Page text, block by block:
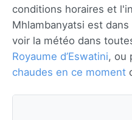
conditions horaires et
Mhlambanyatsi est dans
voir la météo dans
Royaume d’Eswatini, ou
chaudes en ce moment